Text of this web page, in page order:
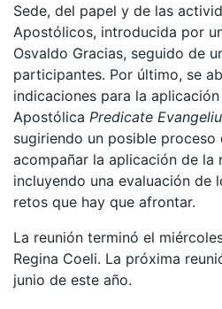
Sede, del papel y de las
Apostólicos, introducida por
Osvaldo Gracias, seguido de
participantes. Por último, se
indicaciones para la
Apostólica Predicate
sugiriendo un posible proceso
acompañar la aplicación de la
incluyendo una evaluación de
retos que hay que afrontar.
La reunión terminó el
Regina Coeli. La próxima
junio de este año.